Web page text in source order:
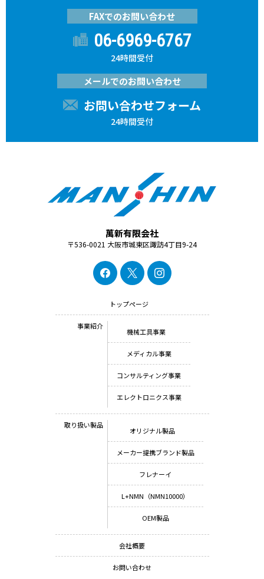
FAXでのお問い合わせ
06-6969-6767
24時間受付
メールでのお問い合わせ
お問い合わせフォーム
24時間受付
萬新有限会社
〒536-0021 大阪市城東区諏訪4丁目9-24
トップページ
事業紹介
機械工具事業
メディカル事業
コンサルティング事業
エレクトロニクス事業
取り扱い製品
オリジナル製品
メーカー提携ブランド製品
フレナーイ
L+NMN（NMN10000）
OEM製品
会社概要
お問い合わせ